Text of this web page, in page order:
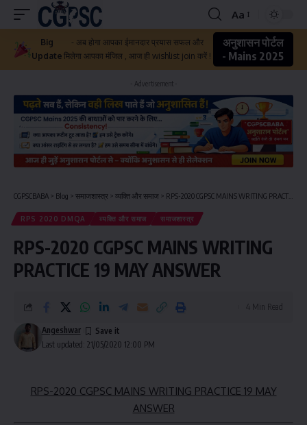
Aa
Big
Update
- अब होगा आपका ईमानदार प्रयास सफल और
मिलेगा आपका मंजिल , आज ही wishlist join करें !
अनुशासन पोर्टल
- Mains 2025
- Advertisement -
CGPSCBABA > Blog > समाजशास्त्र > व्यक्ति और समाज > RPS-2020 CGPSC MAINS WRITING PRACTICE 19 MAY ANSWER
RPS 2020 DMQA व्यक्ति और समाज समाजशास्त्र
RPS-2020 CGPSC MAINS WRITING
PRACTICE 19 MAY ANSWER
Last updated: 21/05/2020 12:00 PM
Angeshwar
4 Min Read
RPS-2020 CGPSC MAINS WRITING PRACTICE 19 MAY
ANSWER